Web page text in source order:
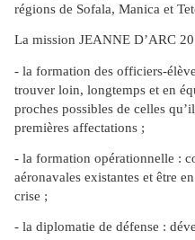
régions de Sofala, Manica et
La mission JEANNE D’ARC
- la formation des officiers-
trouver loin, longtemps et en
proches possibles de celles
premières affectations ;
- la formation opérationnelle :
aéronavales existantes et être
crise ;
- la diplomatie de défense :